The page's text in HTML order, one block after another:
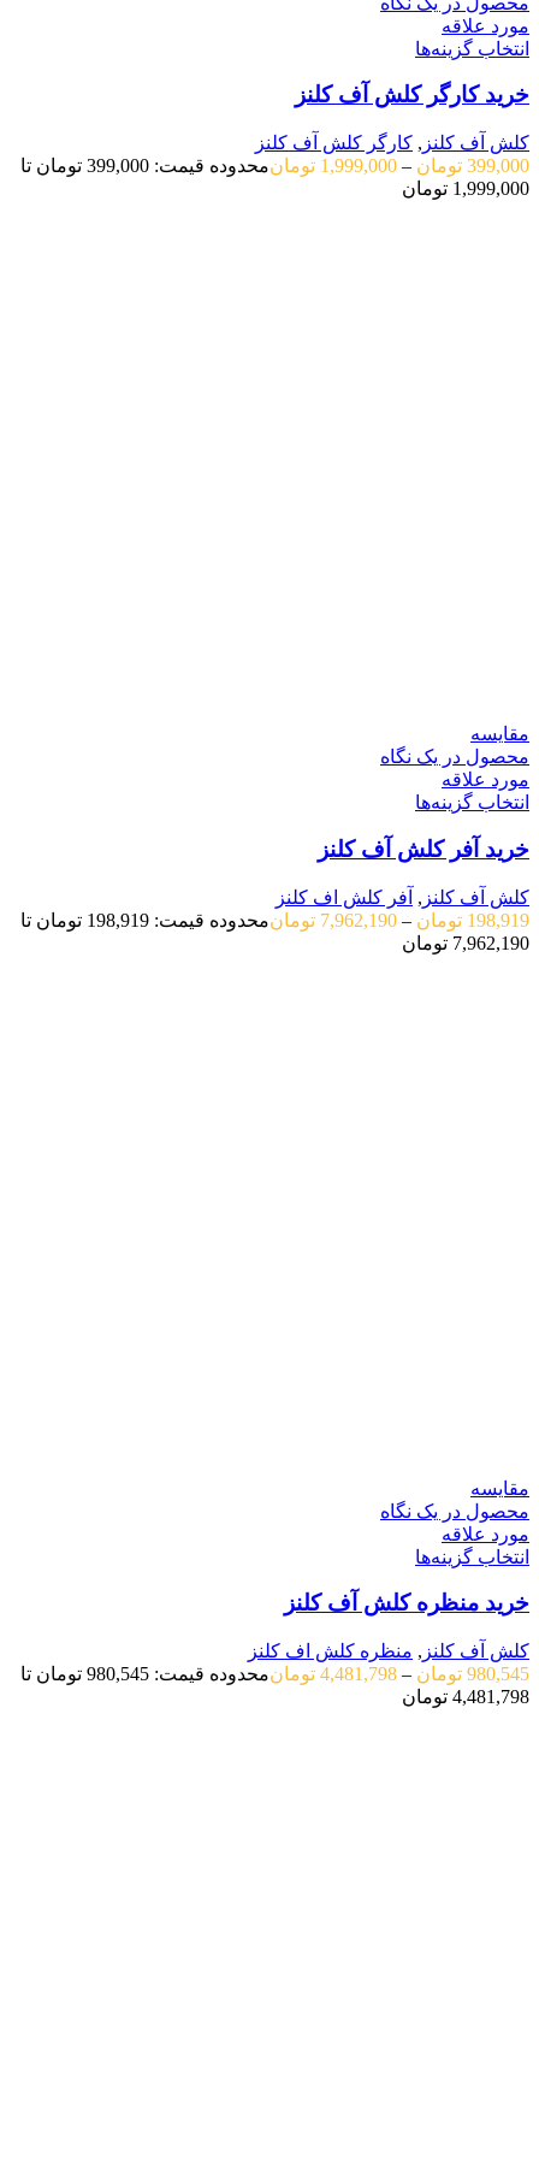
مورد علاقه
انتخاب گزینه‌ها
خرید کارگر کلش آف کلنز
کلش آف کلنز , کارگر کلش آف کلنز
399,000 تومان –
1,999,000 تومان
محدوده قیمت: 399,000 تومان تا
1,999,000 تومان
مقایسه
محصول در یک نگاه
مورد علاقه
انتخاب گزینه‌ها
خرید آفر کلش آف کلنز
کلش آف کلنز , آفر کلش اف کلنز
198,919 تومان –
7,962,190 تومان
محدوده قیمت: 198,919 تومان تا
7,962,190 تومان
مقایسه
محصول در یک نگاه
مورد علاقه
انتخاب گزینه‌ها
خرید منظره کلش آف کلنز
کلش آف کلنز , منظره کلش اف کلنز
980,545 تومان –
4,481,798 تومان
محدوده قیمت: 980,545 تومان تا
4,481,798 تومان